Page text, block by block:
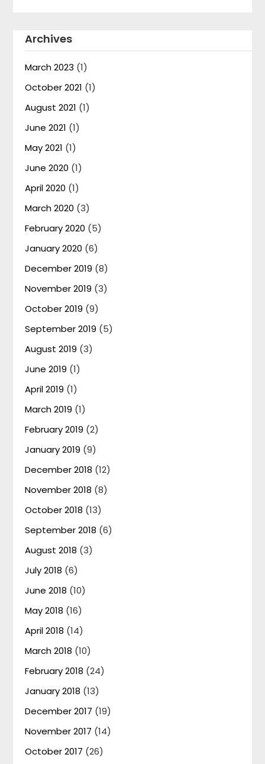
Archives
March 2023 (1)
October 2021 (1)
August 2021 (1)
June 2021 (1)
May 2021 (1)
June 2020 (1)
April 2020 (1)
March 2020 (3)
February 2020 (5)
January 2020 (6)
December 2019 (8)
November 2019 (3)
October 2019 (9)
September 2019 (5)
August 2019 (3)
June 2019 (1)
April 2019 (1)
March 2019 (1)
February 2019 (2)
January 2019 (9)
December 2018 (12)
November 2018 (8)
October 2018 (13)
September 2018 (6)
August 2018 (3)
July 2018 (6)
June 2018 (10)
May 2018 (16)
April 2018 (14)
March 2018 (10)
February 2018 (24)
January 2018 (13)
December 2017 (19)
November 2017 (14)
October 2017 (26)